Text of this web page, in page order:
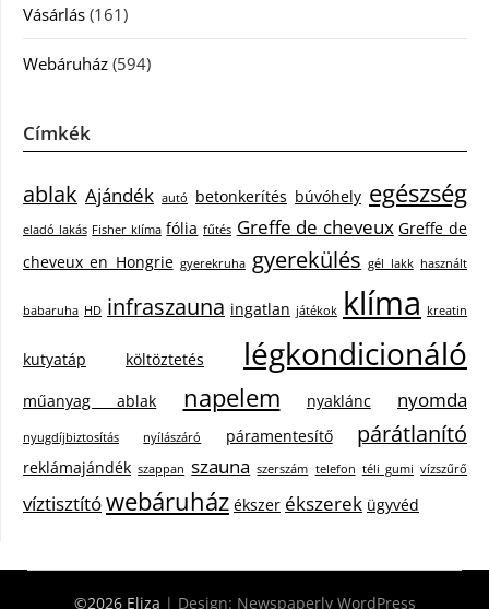
Vásárlás (161)
Webáruház (594)
Címkék
ablak Ajándék autó betonkerítés búvóhely egészség
eladó lakás Fisher klíma fólia fűtés Greffe de cheveux Greffe de
cheveux en Hongrie gyerekruha gyerekülés gél lakk használt
babaruha HD infraszauna ingatlan játékok klíma kreatin
kutyatáp költöztetés légkondicionáló
műanyag ablak napelem nyaklánc nyomda
nyugdíjbiztosítás nyílászáró páramentesítő párátlanító
reklámajándék szappan szauna szerszám telefon téli gumi vízszűrő
víztisztítówebáruház ékszer ékszerek ügyvéd
©2026 Eliza | Design: Newspaperly WordPress